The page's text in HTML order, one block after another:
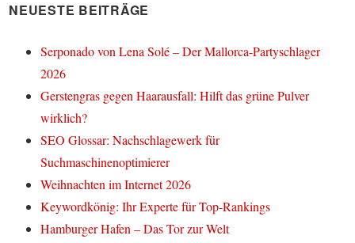
NEUESTE BEITRÄGE
Serponado von Lena Solé – Der Mallorca-Partyschlager
2026
Gerstengras gegen Haarausfall: Hilft das grüne Pulver
wirklich?
SEO Glossar: Nachschlagewerk für
Suchmaschinenoptimierer
Weihnachten im Internet 2026
Keywordkönig: Ihr Experte für Top-Rankings
Hamburger Hafen – Das Tor zur Welt